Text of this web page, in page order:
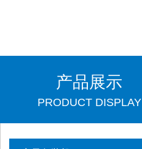
产品展示
PRODUCT DISPLAY